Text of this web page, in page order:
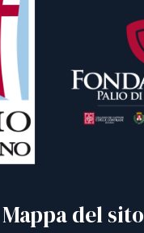
Mappa del sito